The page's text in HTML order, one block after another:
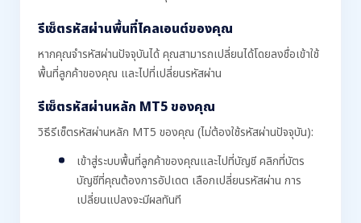
รีเซ็ตรหัสผ่านพื้นที่ไคลเอนต์ของคุณ
หากคุณจำรหัสผ่านปัจจุบันได้ คุณสามารถเปลี่ยนได้โดยลงชื่อเข้าใช้
พื้นที่ลูกค้าของคุณ และไปที่เปลี่ยนรหัสผ่าน
รีเซ็ตรหัสผ่านหลัก MT5 ของคุณ
วิธีรีเซ็ตรหัสผ่านหลัก MT5 ของคุณ (ไม่ต้องใช้รหัสผ่านปัจจุบัน):
เข้าสู่ระบบพื้นที่ลูกค้าของคุณและไปที่บัญชี คลิกที่บัตร
บัญชีที่คุณต้องการอัปเดต เลือกเปลี่ยนรหัสผ่าน การ
เปลี่ยนแปลงจะมีผลทันที